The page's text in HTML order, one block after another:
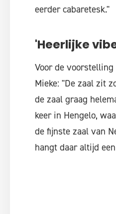
eerder cabaretesk."
'Heerlijke
Voor de
Mieke: "De zaal zit
de zaal graag
keer in Hengelo,
de fijnste zaal van
hangt daar altijd